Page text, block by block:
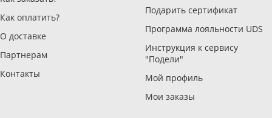
Как оплатить?
О доставке
Партнерам
Контакты
Подарить сертификат
Программа лояльности UDS
Инструкция к сервису
"Подели"
Мой профиль
Мои заказы